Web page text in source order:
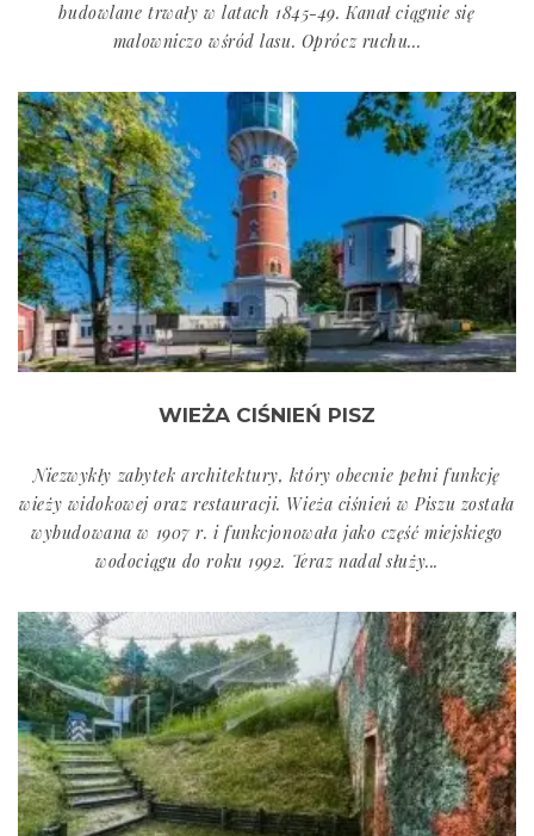
budowlane trwały w latach 1845-49. Kanał ciągnie się
malowniczo wśród lasu. Oprócz ruchu...
WIEŻA CIŚNIEŃ PISZ
Niezwykły zabytek architektury, który obecnie pełni funkcję
wieży widokowej oraz restauracji. Wieża ciśnień w Piszu została
wybudowana w 1907 r. i funkcjonowała jako część miejskiego
wodociągu do roku 1992. Teraz nadal służy...